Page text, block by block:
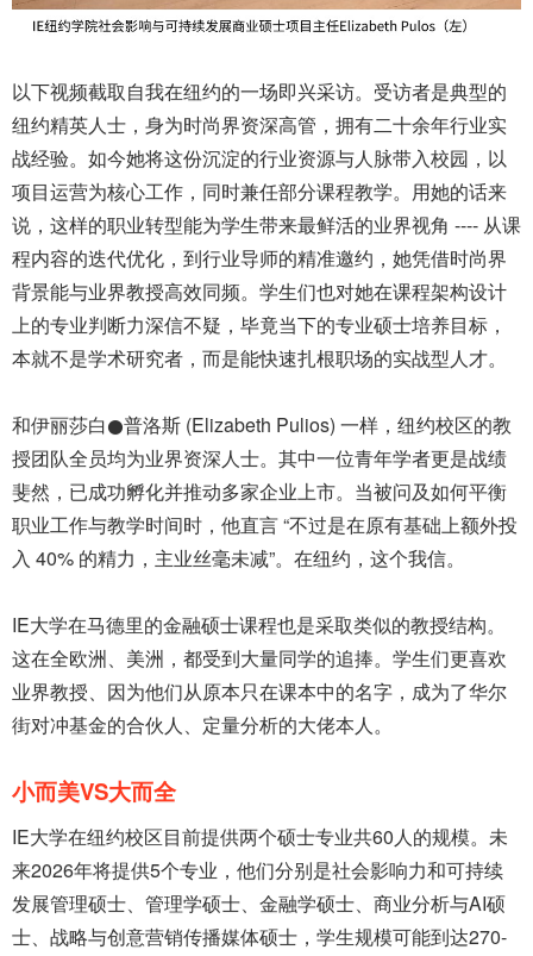
以下视频截取自我在纽约的一场即兴采访。受访者是典型的
纽约精英人士，身为时尚界资深高管，拥有二十余年行业实
战经验。如今她将这份沉淀的行业资源与人脉带入校园，以
项目运营为核心工作，同时兼任部分课程教学。用她的话来
说，这样的职业转型能为学生带来最鲜活的业界视角 ---- 从课
程内容的迭代优化，到行业导师的精准邀约，她凭借时尚界
背景能与业界教授高效同频。学生们也对她在课程架构设计
上的专业判断力深信不疑，毕竟当下的专业硕士培养目标，
本就不是学术研究者，而是能快速扎根职场的实战型人才。
和伊丽莎白●普洛斯 (Elizabeth Pulios) 一样，纽约校区的教
授团队全员均为业界资深人士。其中一位青年学者更是战绩
斐然，已成功孵化并推动多家企业上市。当被问及如何平衡
职业工作与教学时间时，他直言 “不过是在原有基础上额外投
入 40% 的精力，主业丝毫未减”。在纽约，这个我信。
IE大学在马德里的金融硕士课程也是采取类似的教授结构。
这在全欧洲、美洲，都受到大量同学的追捧。学生们更喜欢
业界教授、因为他们从原本只在课本中的名字，成为了华尔
街对冲基金的合伙人、定量分析的大佬本人。
小而美VS大而全
IE大学在纽约校区目前提供两个硕士专业共60人的规模。未
来2026年将提供5个专业，他们分别是社会影响力和可持续
发展管理硕士、管理学硕士、金融学硕士、商业分析与AI硕
士、战略与创意营销传播媒体硕士，学生规模可能到达270-